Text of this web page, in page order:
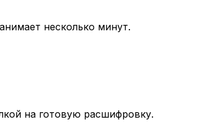
несколько минут.
на готовую расшифровку.